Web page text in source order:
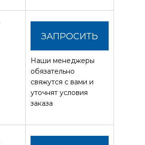
ЗАПРОСИТЬ
СТОИМОСТЬ
Наши менеджеры
обязательно
свяжутся с вами и
уточнят условия
заказа